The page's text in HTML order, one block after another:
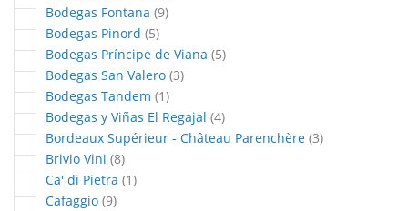
Bodegas Fontana 9articles
Bodegas Pinord 5articles
Bodegas Príncipe de Viana 5articles
Bodegas San Valero 3articles
Bodegas Tandem 1article
Bodegas y Viñas El Regajal 4articles
Bordeaux Supérieur - Château Parenchère 3articles
Brivio Vini 8articles
Ca' di Pietra 1article
Cafaggio 9articles